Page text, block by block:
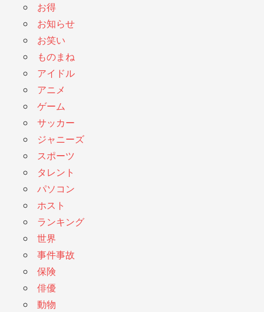
お得
お知らせ
お笑い
ものまね
アイドル
アニメ
ゲーム
サッカー
ジャニーズ
スポーツ
タレント
パソコン
ホスト
ランキング
世界
事件事故
保険
俳優
動物